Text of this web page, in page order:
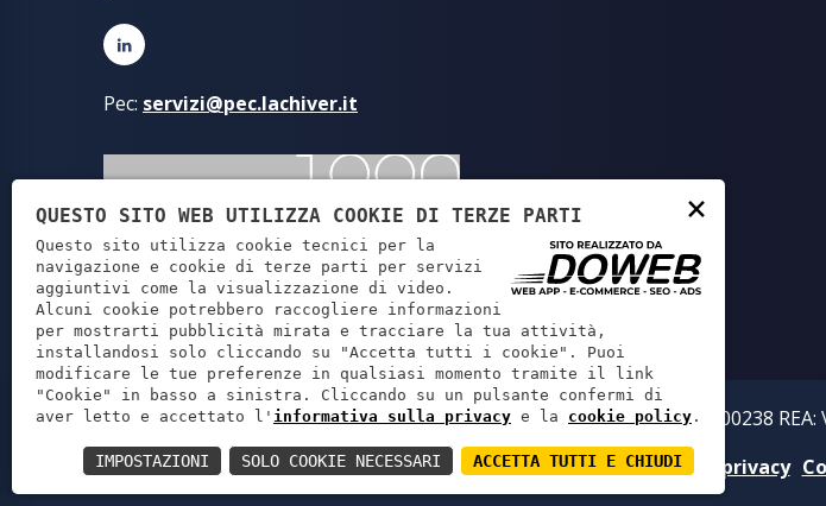
Pec: servizi@pec.lachiver.it
Lachiver Servizi S.r.l. - P.IVA: 02219800238
Informativa sulla privacy
×
QUESTO SITO WEB UTILIZZA COOKIE DI TERZE PARTI
Questo sito utilizza cookie tecnici per la
navigazione e cookie di terze parti per servizi
aggiuntivi come la visualizzazione di video.
Alcuni cookie potrebbero raccogliere informazioni
per mostrarti pubblicità mirata e tracciare la tua attività,
installandosi solo cliccando su "Accetta tutti i cookie". Puoi
modificare le tue preferenze in qualsiasi momento tramite il link
"Cookie" in basso a sinistra. Cliccando su un pulsante confermi di
aver letto e accettato l' informativa sulla privacy e la cookie policy .
ACCETTA TUTTI E CHIUDI
SOLO COOKIE NECESSARI
IMPOSTAZIONI